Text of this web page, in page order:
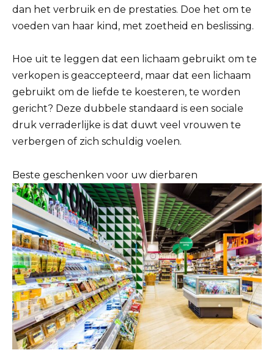
dan het verbruik en de prestaties. Doe het om te
voeden van haar kind, met zoetheid en beslissing.
Hoe uit te leggen dat een lichaam gebruikt om te
verkopen is geaccepteerd, maar dat een lichaam
gebruikt om de liefde te koesteren, te worden
gericht? Deze dubbele standaard is een sociale
druk verraderlijke is dat duwt veel vrouwen te
verbergen of zich schuldig voelen.
Beste geschenken voor uw dierbaren